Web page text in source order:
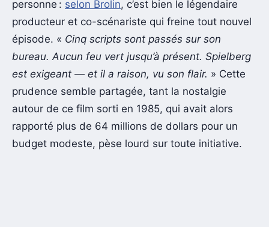
personne : selon Brolin, c’est bien le légendaire
producteur et co-scénariste qui freine tout nouvel
épisode. « Cinq scripts sont passés sur son
bureau. Aucun feu vert jusqu’à présent. Spielberg
est exigeant — et il a raison, vu son flair. » Cette
prudence semble partagée, tant la nostalgie
autour de ce film sorti en 1985, qui avait alors
rapporté plus de 64 millions de dollars pour un
budget modeste, pèse lourd sur toute initiative.